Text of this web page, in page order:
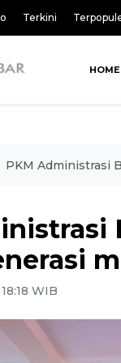
Terkini
HOME
PKM Administrasi
WIB